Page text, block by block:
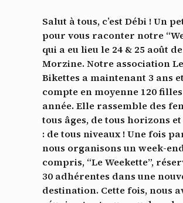
Salut à tous, c’est Débi ! Un
pour vous raconter notre
qui a eu lieu le 24 & 25 août
Morzine. Notre association
Bikettes a maintenant 3 ans et
compte en moyenne 120
année. Elle rassemble des
tous âges, de tous horizons
: de tous niveaux ! Une fois
nous organisons un week-
compris, “Le Weekette”,
30 adhérentes dans une
destination. Cette fois, nous